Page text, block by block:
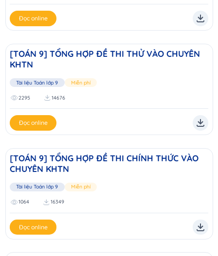
Đọc online
[TOÁN 9] TỔNG HỢP ĐỀ THI THỬ VÀO CHUYÊN
KHTN
Tài liệu Toán lớp 9 Miễn phí
2295 14676
Đọc online
[TOÁN 9] TỔNG HỢP ĐỀ THI CHÍNH THỨC VÀO
CHUYÊN KHTN
Tài liệu Toán lớp 9 Miễn phí
1064 16349
Đọc online